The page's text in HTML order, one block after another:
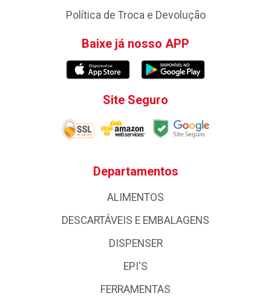
Política de Troca e Devolução
Baixe já nosso APP
Site Seguro
Departamentos
ALIMENTOS
DESCARTÁVEIS E EMBALAGENS
DISPENSER
EPI'S
FERRAMENTAS